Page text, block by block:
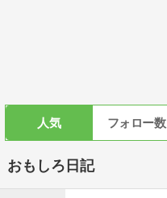
人気 フォロー数
おもしろ日記